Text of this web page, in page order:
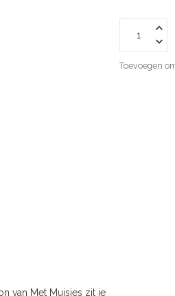
Toevoegen
van Met Muisjes zit je